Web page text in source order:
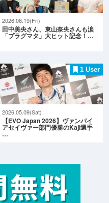
2026.06.19(Fri)
田中美央さん、東山奈央さんも涙
「プラグマタ」大ヒット記念！…
1 User
2026.05.09(Sat)
【EVO Japan 2026】ヴァンパイ
アセイヴァー部門優勝のKaji選手
…